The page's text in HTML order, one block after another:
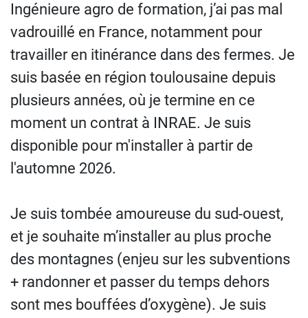
Ingénieure agro de formation, j’ai pas mal
vadrouillé en France, notamment pour
travailler en itinérance dans des fermes. Je
suis basée en région toulousaine depuis
plusieurs années, où je termine en ce
moment un contrat à INRAE. Je suis
disponible pour m'installer à partir de
l'automne 2026.
Je suis tombée amoureuse du sud-ouest,
et je souhaite m’installer au plus proche
des montagnes (enjeu sur les subventions
+ randonner et passer du temps dehors
sont mes bouffées d’oxygène). Je suis